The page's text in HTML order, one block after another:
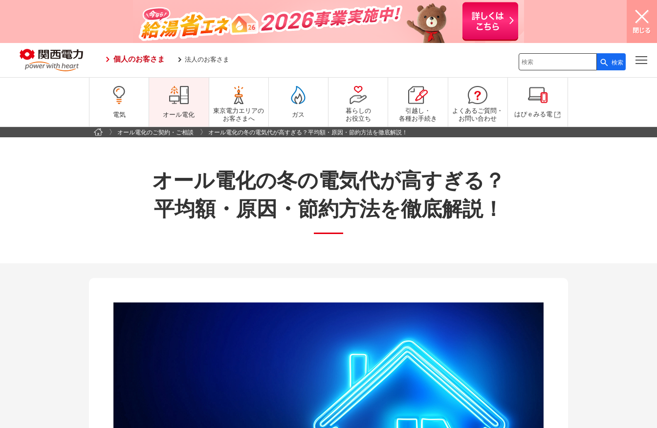
個人のお客さま 法人のお客さま
検索キーワード入力
検索
電気 オール電化
東京電力エリアの
お客さまへ
ガス
暮らしの
お役立ち
引越し・
各種お手続き
よくあるご質問・
お問い合わせ
はぴｅみる電
オール電化のご契約・ご相談 オール電化の冬の電気代が高すぎる？平均額・原因・節約方法を徹底解説！
オール電化の冬の電気代が高すぎる？
平均額・原因・節約方法を徹底解説！